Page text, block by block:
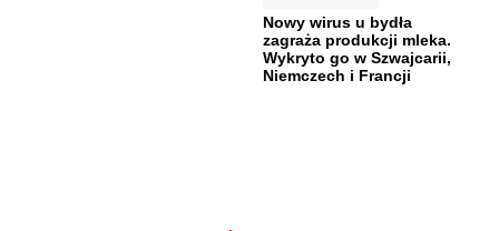
Nowy wirus u bydła
zagraża produkcji mleka.
Wykryto go w Szwajcarii,
Niemczech i Francji